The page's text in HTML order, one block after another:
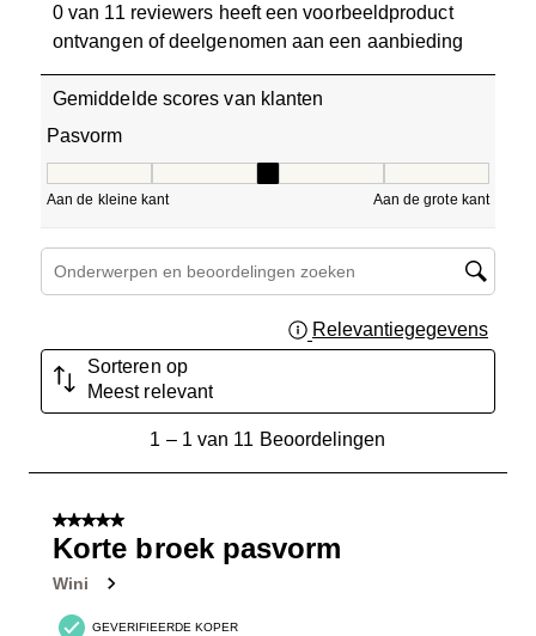
0 van 11 reviewers heeft een voorbeeldproduct
ontvangen of deelgenomen aan een aanbieding
Gemiddelde scores van klanten
Pasvorm
Aan de kleine kant Aan de grote kant
Onderwerpen en beoordelingen zoeken per regio
Relevantiegegevens
Sorteren op
Meest relevant
van
Beoordelingen.
1 – 1 van 11 Beoordelingen
5 van 5 sterren.
Korte broek pasvorm
Wini
GEVERIFIEERDE KOPER